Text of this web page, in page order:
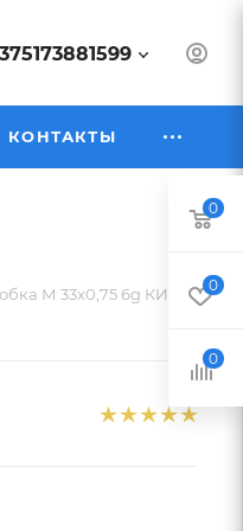
КОНТАКТЫ
М 33х0,75 6g КИ
0
0
0